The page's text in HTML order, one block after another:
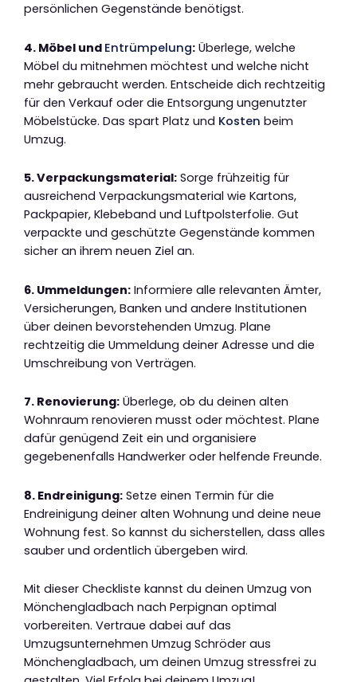
persönlichen Gegenstände benötigst.
4. Möbel und Entrümpelung: Überlege, welche
Möbel du mitnehmen möchtest und welche nicht
mehr gebraucht werden. Entscheide dich rechtzeitig
für den Verkauf oder die Entsorgung ungenutzter
Möbelstücke. Das spart Platz und Kosten beim
Umzug.
5. Verpackungsmaterial: Sorge frühzeitig für
ausreichend Verpackungsmaterial wie Kartons,
Packpapier, Klebeband und Luftpolsterfolie. Gut
verpackte und geschützte Gegenstände kommen
sicher an ihrem neuen Ziel an.
6. Ummeldungen: Informiere alle relevanten Ämter,
Versicherungen, Banken und andere Institutionen
über deinen bevorstehenden Umzug. Plane
rechtzeitig die Ummeldung deiner Adresse und die
Umschreibung von Verträgen.
7. Renovierung: Überlege, ob du deinen alten
Wohnraum renovieren musst oder möchtest. Plane
dafür genügend Zeit ein und organisiere
gegebenenfalls Handwerker oder helfende Freunde.
8. Endreinigung: Setze einen Termin für die
Endreinigung deiner alten Wohnung und deine neue
Wohnung fest. So kannst du sicherstellen, dass alles
sauber und ordentlich übergeben wird.
Mit dieser Checkliste kannst du deinen Umzug von
Mönchengladbach nach Perpignan optimal
vorbereiten. Vertraue dabei auf das
Umzugsunternehmen Umzug Schröder aus
Mönchengladbach, um deinen Umzug stressfrei zu